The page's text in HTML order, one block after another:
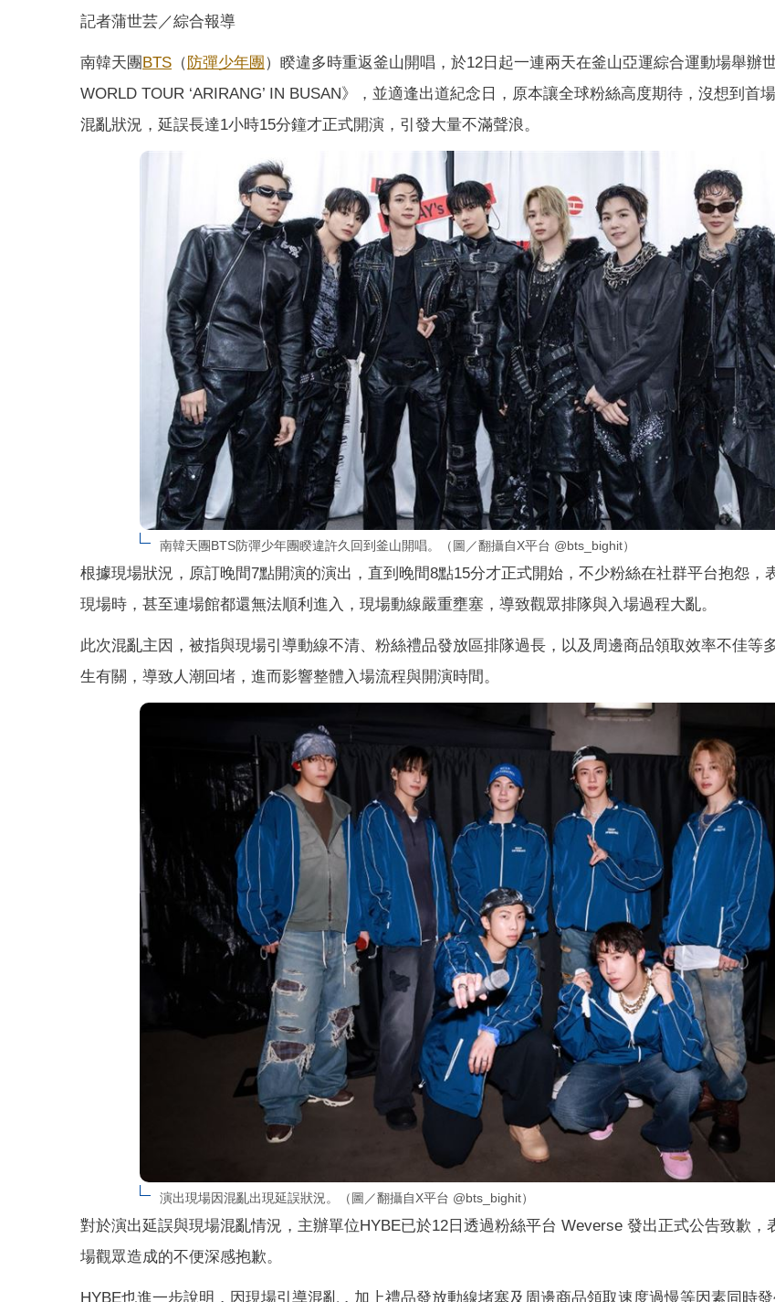
記者蒲世芸／綜合報導
南韓天團BTS （ 防彈少年團 ）睽違多時重返釜山開唱，於12日起一連兩天在釜山亞運綜合運動場舉辦
WORLD TOUR ‘ARIRANG’ IN BUSAN》，並適逢出道紀念日，原本讓全球粉絲高度期待，沒想到首
混亂狀況，延誤長達1小時15分鐘才正式開演，引發大量不滿聲浪。
南韓天團BTS防彈少年團睽違許久回到釜山開唱。（圖／翻攝自X平台 @bts_bighit）
根據現場狀況，原訂晚間7點開演的演出，直到晚間8點15分才正式開始，不少粉絲在社群平台抱怨，
現場時，甚至連場館都還無法順利進入，現場動線嚴重壅塞，導致觀眾排隊與入場過程大亂。
此次混亂主因，被指與現場引導動線不清、粉絲禮品發放區排隊過長，以及周邊商品領取效率不佳等
生有關，導致人潮回堵，進而影響整體入場流程與開演時間。
演出現場因混亂出現延誤狀況。（圖／翻攝自X平台 @bts_bighit）
對於演出延誤與現場混亂情況，主辦單位HYBE已於12日透過粉絲平台 Weverse 發出正式公告致歉，
場觀眾造成的不便深感抱歉。
HYBE也進一步說明，因現場引導混亂，加上禮品發放動線堵塞及周邊商品領取速度過慢等因素同時